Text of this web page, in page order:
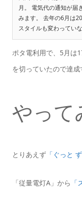
月。 電気代の通知が届
みます。 去年の6月は
スタイルも変わってい
ポタ電利用で、5月は
を切っていたので達成
やって
とりあえず「ぐっと
「従量電灯A」から